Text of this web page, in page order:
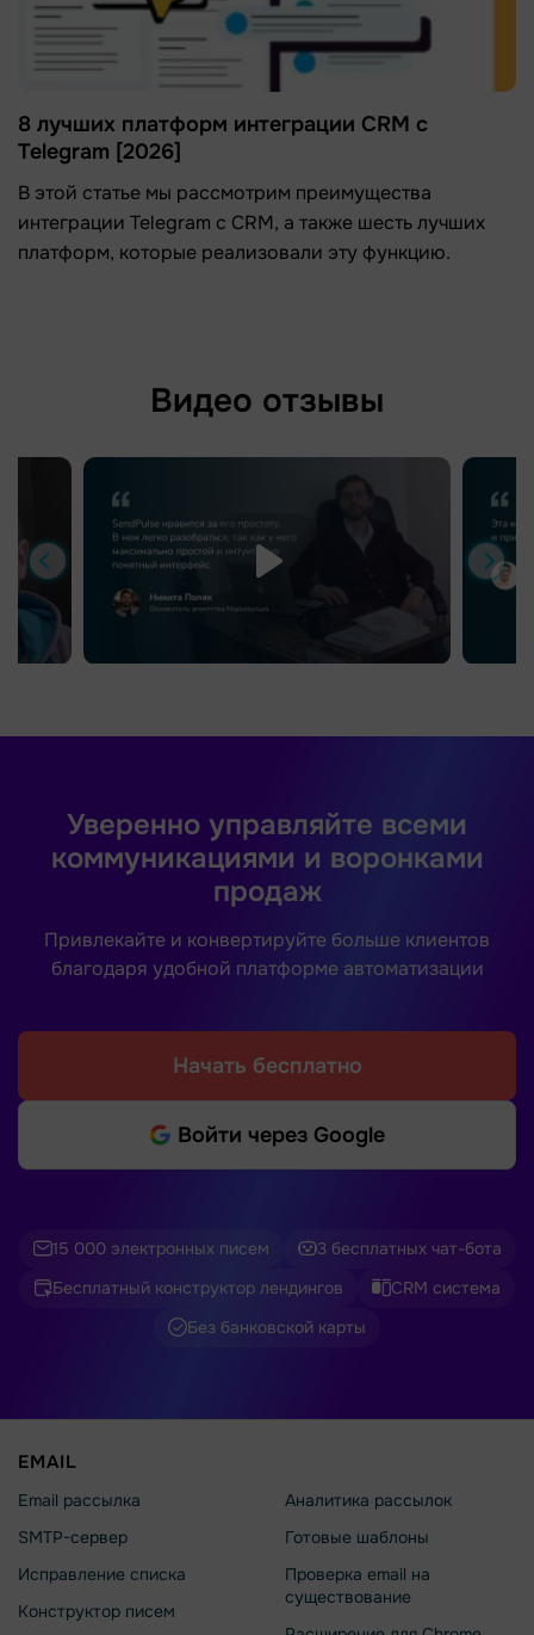
8 лучших платформ интеграции CRM с
Telegram [2026]
В этой статье мы рассмотрим преимущества
интеграции Telegram с CRM, а также шесть лучших
платформ, которые реализовали эту функцию.
Видео отзывы
Уверенно управляйте всеми
коммуникациями и воронками
продаж
Привлекайте и конвертируйте больше клиентов
благодаря удобной платформе автоматизации
Начать бесплатно
Войти через Google
15 000 электронных писем
3 бесплатных чат-бота
Бесплатный конструктор лендингов
CRM система
Без банковской карты
EMAIL
Email рассылка
SMTP-сервер
Исправление списка
Конструктор писем
Аналитика рассылок
Готовые шаблоны
Проверка email на
существование